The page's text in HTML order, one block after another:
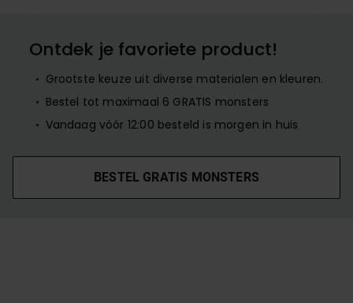
Ontdek je favoriete product!
Grootste keuze uit diverse materialen en kleuren.
Bestel tot maximaal 6 GRATIS monsters
Vandaag vóór 12:00 besteld is morgen in huis
BESTEL GRATIS MONSTERS